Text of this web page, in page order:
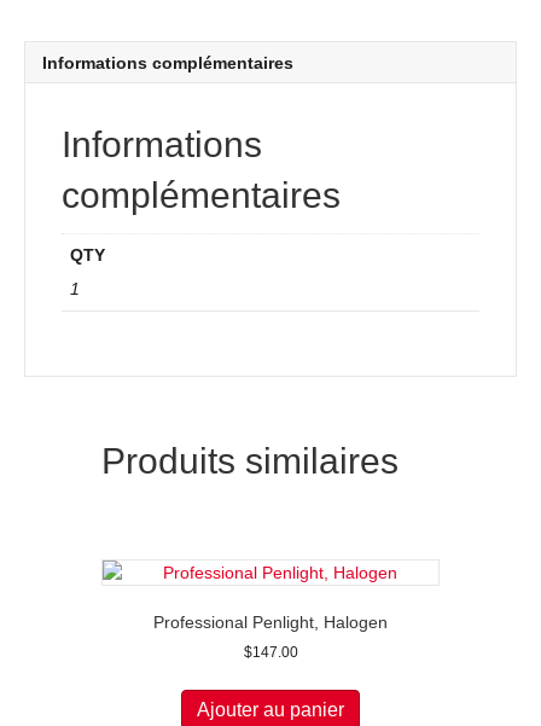
Informations complémentaires
Informations
complémentaires
QTY
1
Produits similaires
Professional Penlight, Halogen
$147.00
Ajouter au panier